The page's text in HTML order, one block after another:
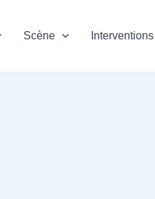
Scène Interventions